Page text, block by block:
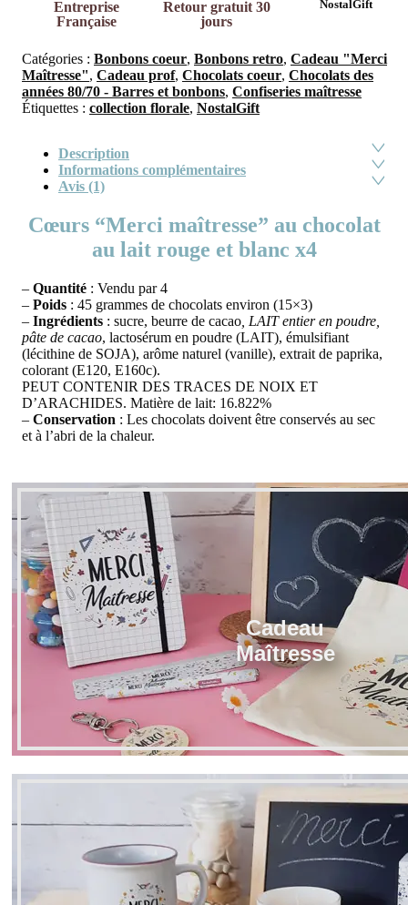
Entreprise
Française
Retour gratuit 30
jours
NostalGift
Catégories : Bonbons coeur, Bonbons retro, Cadeau "Merci
Maîtresse", Cadeau prof, Chocolats coeur, Chocolats des
années 80/70 - Barres et bonbons, Confiseries maîtresse
Étiquettes : collection florale, NostalGift
Description
Informations complémentaires
Avis (1)
Cœurs “Merci maîtresse” au chocolat
au lait rouge et blanc x4
– Quantité : Vendu par 4
– Poids : 45 grammes de chocolats environ (15×3)
– Ingrédients : sucre, beurre de cacao , LAIT entier en poudre,
pâte de cacao, lactosérum en poudre (LAIT), émulsifiant
(lécithine de SOJA), arôme naturel (vanille), extrait de paprika,
colorant (E120, E160c).
PEUT CONTENIR DES TRACES DE NOIX ET
D’ARACHIDES. Matière de lait: 16.822%
– Conservation : Les chocolats doivent être conservés au sec
et à l’abri de la chaleur.
Cadeau
Maîtresse